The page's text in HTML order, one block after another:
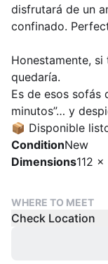
disfrutará de un
confinado.
Honestamente,
quedaría.
Es de esos sofás
minutos”… y
📦 Disponible
ConditionNew
Dimensions112
WHERE TO MEET
Check Location